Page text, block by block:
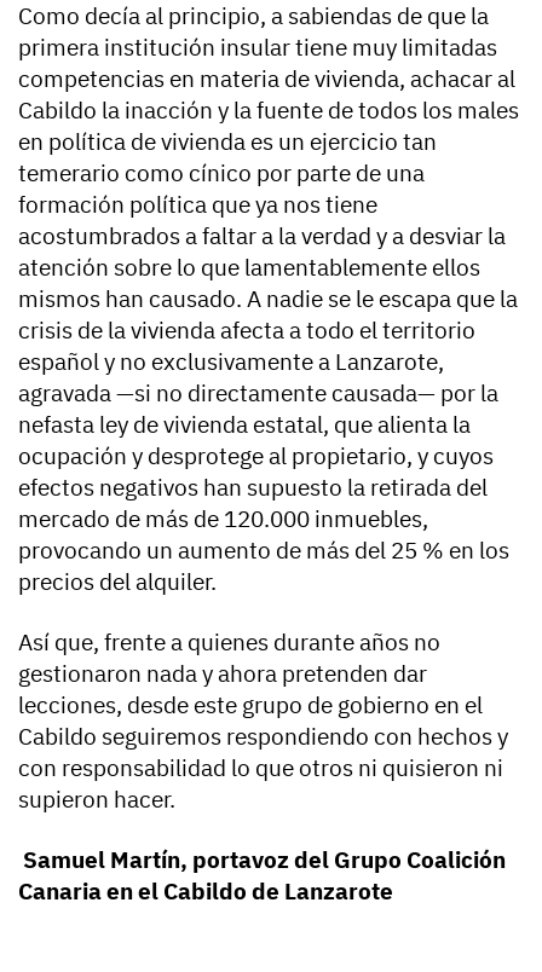
Como decía al principio, a sabiendas de que la
primera institución insular tiene muy limitadas
competencias en materia de vivienda, achacar al
Cabildo la inacción y la fuente de todos los males
en política de vivienda es un ejercicio tan
temerario como cínico por parte de una
formación política que ya nos tiene
acostumbrados a faltar a la verdad y a desviar la
atención sobre lo que lamentablemente ellos
mismos han causado. A nadie se le escapa que la
crisis de la vivienda afecta a todo el territorio
español y no exclusivamente a Lanzarote,
agravada —si no directamente causada— por la
nefasta ley de vivienda estatal, que alienta la
ocupación y desprotege al propietario, y cuyos
efectos negativos han supuesto la retirada del
mercado de más de 120.000 inmuebles,
provocando un aumento de más del 25 % en los
precios del alquiler.
Así que, frente a quienes durante años no
gestionaron nada y ahora pretenden dar
lecciones, desde este grupo de gobierno en el
Cabildo seguiremos respondiendo con hechos y
con responsabilidad lo que otros ni quisieron ni
supieron hacer.
Samuel Martín, portavoz del Grupo Coalición
Canaria en el Cabildo de Lanzarote